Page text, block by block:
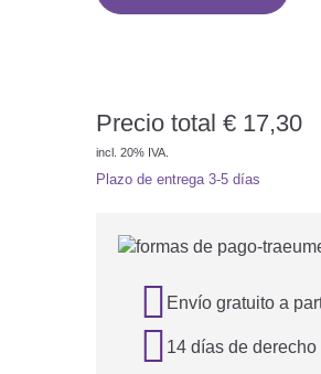
Precio total € 17,30
incl. 20% IVA.
Plazo de entrega 3-5 días
 Envío gratuito a
 14 días de